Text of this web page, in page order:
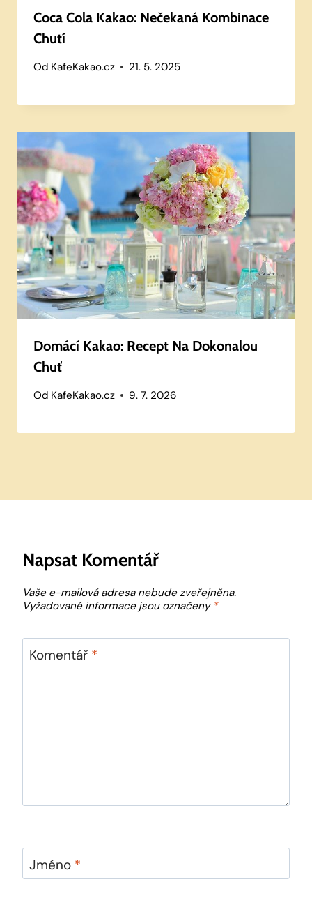
Coca Cola Kakao: Nečekaná Kombinace
Chutí
Od KafeKakao.cz 21. 5. 2025
Domácí Kakao: Recept Na Dokonalou
Chuť
Od KafeKakao.cz 9. 7. 2026
Napsat Komentář
Vaše e-mailová adresa nebude zveřejněna.
Vyžadované informace jsou označeny *
Komentář *
Jméno *